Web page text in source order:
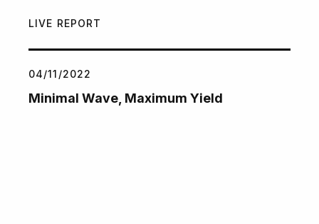
LIVE REPORT
04/11/2022
Minimal Wave, Maximum Yield